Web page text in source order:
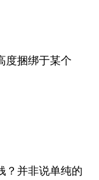
度捆绑于某个
？并非说单纯的